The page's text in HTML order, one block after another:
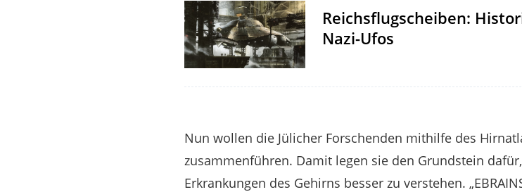
Reichsflugscheiben:
Nazi-Ufos
Nun wollen die Jülicher Forschenden mithilfe des
zusammenführen. Damit legen sie den Grundstein
Erkrankungen des Gehirns besser zu verstehen.